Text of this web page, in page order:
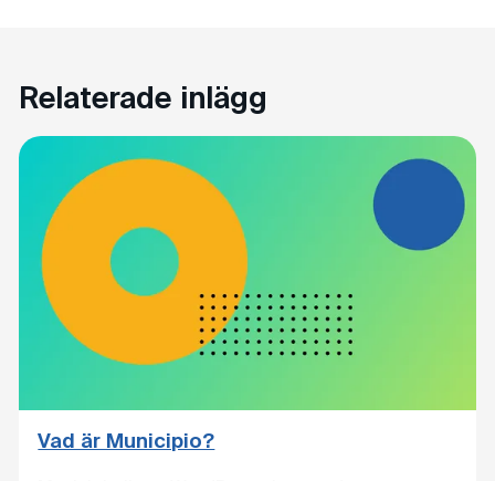
Relaterade inlägg
Vad är Municipio?